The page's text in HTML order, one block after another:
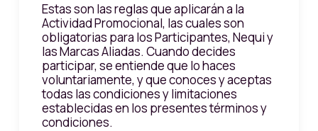
Estas son las reglas que aplicarán a la
Actividad Promocional, las cuales son
obligatorias para los Participantes, Nequi y
las Marcas Aliadas. Cuando decides
participar, se entiende que lo haces
voluntariamente, y que conoces y aceptas
todas las condiciones y limitaciones
establecidas en los presentes términos y
condiciones.